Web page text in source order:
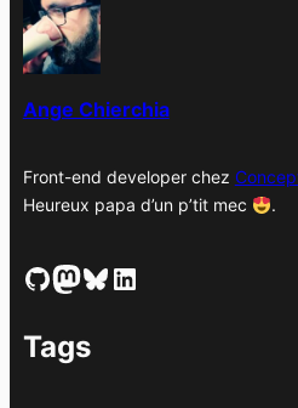
e
s
Ange Chierchia
Front-end developer chez
Heureux papa d’un p’tit mec
.
GitHub Mastodon Bluesky LinkedIn
Tags